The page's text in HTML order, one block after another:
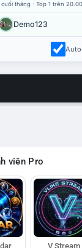
tháng · Top 1 trên
Demo123
viên Pro
V Stream